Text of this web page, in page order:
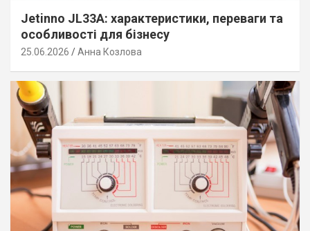
Jetinno JL33A: характеристики, переваги та
особливості для бізнесу
25.06.2026 Анна Козлова